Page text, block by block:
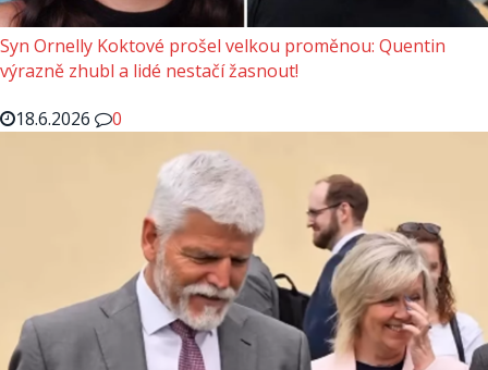
Syn Ornelly Koktové prošel velkou proměnou: Quentin
výrazně zhubl a lidé nestačí žasnout!
18.6.2026
0